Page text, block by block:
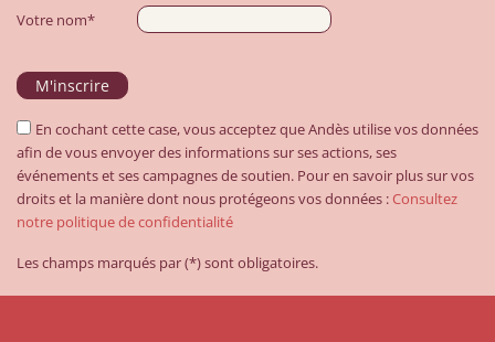
Votre nom*
En cochant cette case, vous acceptez que Andès utilise vos données
afin de vous envoyer des informations sur ses actions, ses
événements et ses campagnes de soutien. Pour en savoir plus sur vos
droits et la manière dont nous protégeons vos données :Consultez
notre politique de confidentialité
Les champs marqués par (*) sont obligatoires.